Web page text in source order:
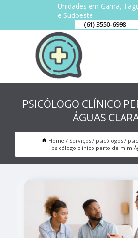
Unidades em Gama,
e Sudoeste
(61) 3550-6998
PSICÓLOGO CLÍNICO
ÁGUAS
Home Serviços psicólogos
psicólogo clínico perto de mim